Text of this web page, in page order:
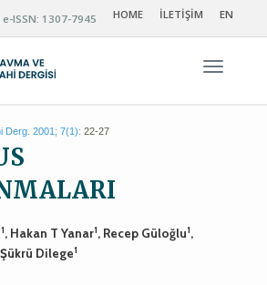
ISSN: 1307-7945 HOME İLETİŞİM EN
Derg. 2001; 7(1): 22-27
1, Hakan T Yanar1, Recep Güloğlu1,
Şükrü Dilege1